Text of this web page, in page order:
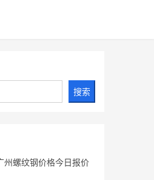
搜索
螺纹钢价格今日报价